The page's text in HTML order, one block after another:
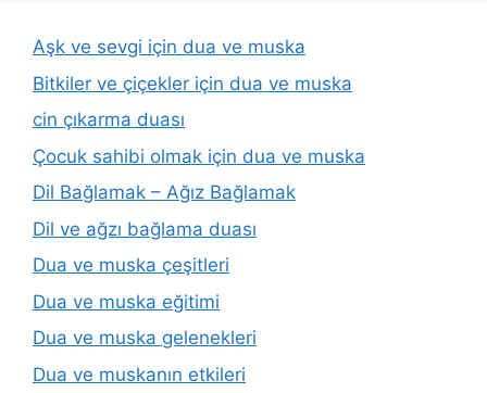
Aşk ve sevgi için dua ve muska
Bitkiler ve çiçekler için dua ve muska
cin çıkarma duası
Çocuk sahibi olmak için dua ve muska
Dil Bağlamak – Ağız Bağlamak
Dil ve ağzı bağlama duası
Dua ve muska çeşitleri
Dua ve muska eğitimi
Dua ve muska gelenekleri
Dua ve muskanın etkileri